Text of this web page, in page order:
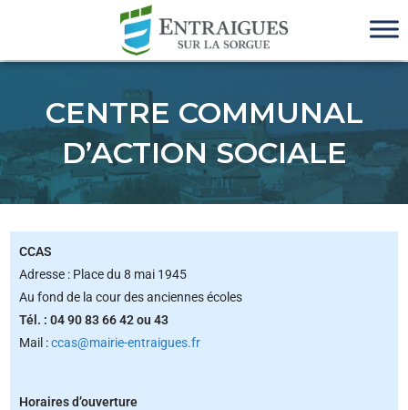
CENTRE COMMUNAL
D’ACTION SOCIALE
CCAS
Adresse : Place du 8 mai 1945
Au fond de la cour des anciennes écoles
Tél. : 04 90 83 66 42 ou 43
Mail :ccas@mairie-entraigues.fr
Horaires d’ouverture